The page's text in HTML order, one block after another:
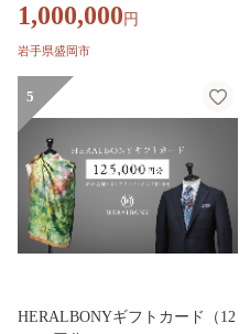
ゼント お祝い 贈答人気 おすす
め 岩手県 盛岡市 岩手 盛岡 株
1,000,000 円
岩手県盛岡市
5
HERALBONYギフトカード（12